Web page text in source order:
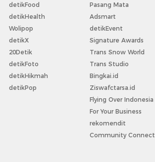
detikFood
detikHealth
Wolipop
detikX
20Detik
detikFoto
detikHikmah
detikPop
Pasang Mata
Adsmart
detikEvent
Signature Awards
Trans Snow World
Trans Studio
Bingkai.id
Ziswafctarsa.id
Flying Over Indonesia
For Your Business
rekomendit
Community Connect